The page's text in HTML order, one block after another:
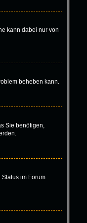
kann dabei nur von
beheben kann.
Sie benötigen,
im Forum